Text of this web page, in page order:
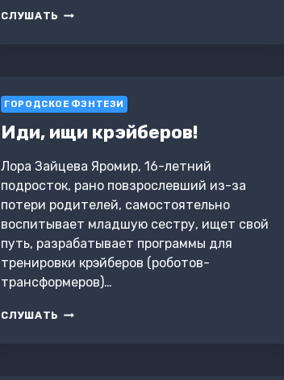
СЛУШАТЬ ХТОНЬ
ГОРОДСКОЕ ФЭНТЕЗИ
Иди, ищи крэйберов!
Лора Зайцева Яромир, 16-летний
подросток, рано повзрослевший из-за
потери родителей, самостоятельно
воспитывает младшую сестру, ищет свой
путь, разрабатывает программы для
тренировки крэйберов (роботов-
трансформеров)…
СЛУШАТЬ ИДИ,